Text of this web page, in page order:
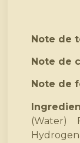
Note de
Note de
Note de
(Water)